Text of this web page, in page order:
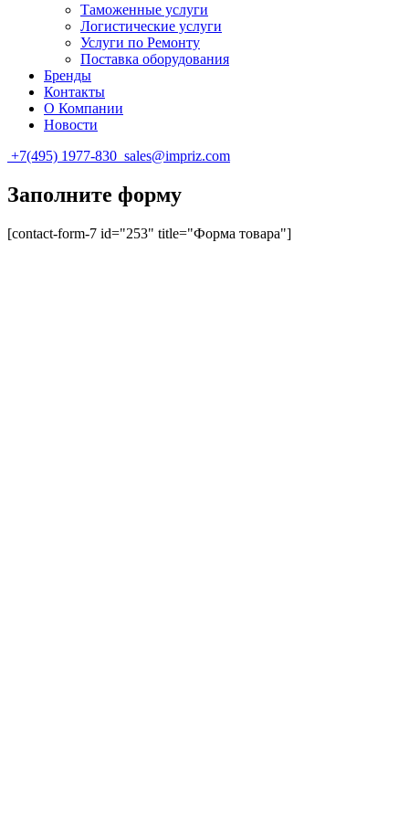
Таможенные услуги
Логистические услуги
Услуги по Ремонту
Поставка оборудования
Бренды
Контакты
О Компании
Новости
+7(495) 1977-830 sales@impriz.com
Заполните форму
[contact-form-7 id="253" title="Форма товара"]